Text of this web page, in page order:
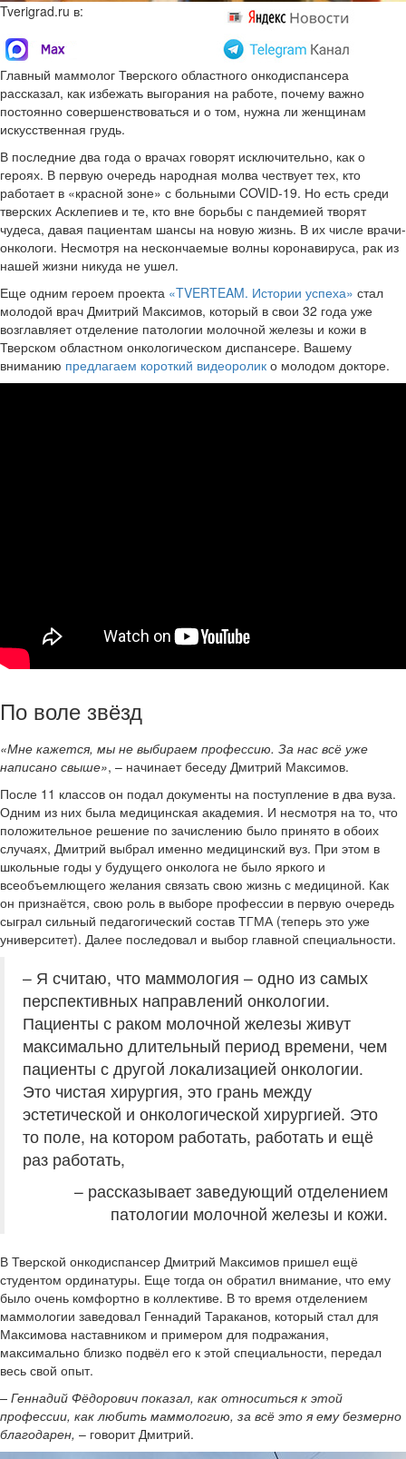
Tverigrad.ru в:
Главный маммолог Тверского областного онкодиспансера
рассказал, как избежать выгорания на работе, почему важно
постоянно совершенствоваться и о том, нужна ли женщинам
искусственная грудь.
В последние два года о врачах говорят исключительно, как о
героях. В первую очередь народная молва чествует тех, кто
работает в «красной зоне» с больными COVID-19. Но есть среди
тверских Асклепиев и те, кто вне борьбы с пандемией творят
чудеса, давая пациентам шансы на новую жизнь. В их числе врачи-
онкологи. Несмотря на нескончаемые волны коронавируса, рак из
нашей жизни никуда не ушел.
Еще одним героем проекта «TVERTEAM. Истории успеха» стал
молодой врач Дмитрий Максимов, который в свои 32 года уже
возглавляет отделение патологии молочной железы и кожи в
Тверском областном онкологическом диспансере. Вашему
вниманию предлагаем короткий видеоролик о молодом докторе.
По воле звёзд
«Мне кажется, мы не выбираем профессию. За нас всё уже
написано свыше», – начинает беседу Дмитрий Максимов.
После 11 классов он подал документы на поступление в два вуза.
Одним из них была медицинская академия. И несмотря на то, что
положительное решение по зачислению было принято в обоих
случаях, Дмитрий выбрал именно медицинский вуз. При этом в
школьные годы у будущего онколога не было яркого и
всеобъемлющего желания связать свою жизнь с медициной. Как
он признаётся, свою роль в выборе профессии в первую очередь
сыграл сильный педагогический состав ТГМА (теперь это уже
университет). Далее последовал и выбор главной специальности.
– Я считаю, что маммология – одно из самых
перспективных направлений онкологии.
Пациенты с раком молочной железы живут
максимально длительный период времени, чем
пациенты с другой локализацией онкологии.
Это чистая хирургия, это грань между
эстетической и онкологической хирургией. Это
то поле, на котором работать, работать и ещё
раз работать,
– рассказывает заведующий отделением
патологии молочной железы и кожи.
В Тверской онкодиспансер Дмитрий Максимов пришел ещё
студентом ординатуры. Еще тогда он обратил внимание, что ему
было очень комфортно в коллективе. В то время отделением
маммологии заведовал Геннадий Тараканов, который стал для
Максимова наставником и примером для подражания,
максимально близко подвёл его к этой специальности, передал
весь свой опыт.
– Геннадий Фёдорович показал, как относиться к этой
профессии, как любить маммологию, за всё это я ему безмерно
благодарен, – говорит Дмитрий.